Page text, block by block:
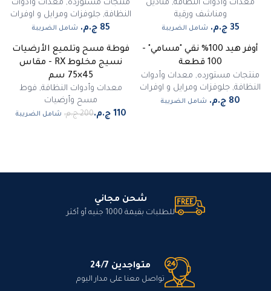
معدات وأدوات النظافة, مناديل
ومناشف ورقية
شامل الضريبة
منتجات مستورده, معدات وأدوات
النظافة, جلوفزات ومرايل و اوفرات
شامل الضريبة
أوفر هيد 100% نقي "مسامي" -
100 قطعة
منتجات مستورده, معدات وأدوات
النظافة, جلوفزات ومرايل و اوفرات
شامل الضريبة
%
فوطة مسح وتلميع الأرضيات
نسيج مخلوط RX - مقاس
45×75 سم
معدات وأدوات النظافة, فوط
مسح وأرضيات
شامل الضريبة
شحن مجاني
للطلبات بقيمة 1000 جنيه أو أكثر
متواجدين 24/7
تواصل معنا على مدار اليوم